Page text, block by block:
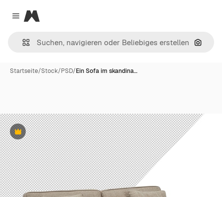
Close menu
Magnific
Nach
Startseite/Stock/PSD/Ein Sofa im skandina…
Premium